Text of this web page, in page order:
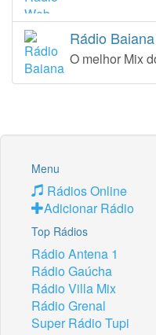
Rádio
O melhor Mix
Menu
Rádios Online
Adicionar Rádio
Top Rádios
Rádio Antena 1
Rádio Gaúcha
Rádio Villa Mix
Rádio Grenal
Super Rádio Tupi